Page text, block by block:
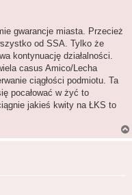
gwarancje miasta. Przecież
od SSA. Tylko że
kontynuację działalności.
casus Amico/Lecha
ciągłości podmiotu. Ta
pocałować w żyć to
jakieś kwity na ŁKS to